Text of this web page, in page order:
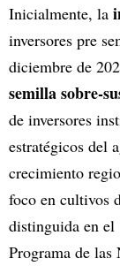
Inicialmente, la
inversores pre
diciembre de
semilla sobre-
de inversores
estratégicos del
crecimiento
foco en cultivos
distinguida en
Programa de